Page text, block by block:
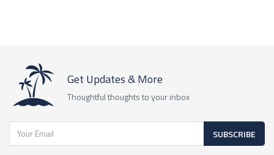
Get Updates & More
Thoughtful thoughts to your inbox
SUBSCRIBE